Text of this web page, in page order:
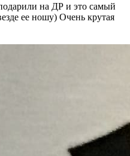
на ДР и это самый
ее ношу) Очень крутая